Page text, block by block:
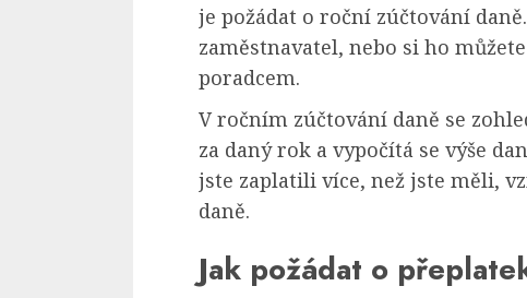
je požádat o roční zúčtování
zaměstnavatel, nebo si ho
poradcem.
V ročním zúčtování daně se
za daný rok a vypočítá se výše
jste zaplatili více, než jste měli,
daně.
Jak požádat o